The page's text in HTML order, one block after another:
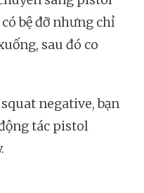
bệ đỡ nhưng chỉ
sau đó co
negative, bạn
tác pistol